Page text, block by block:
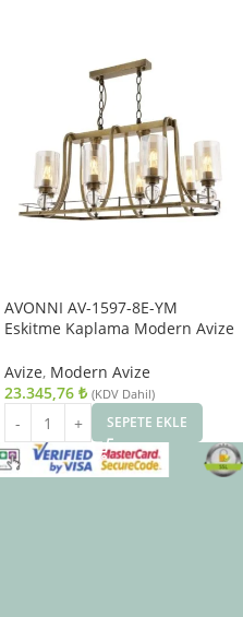
AVONNI AV-1597-8E-YM
Eskitme Kaplama Modern Avize
Avize, Modern Avize
23.345,76 ₺ (KDV Dahil)
SEPETE EKLE